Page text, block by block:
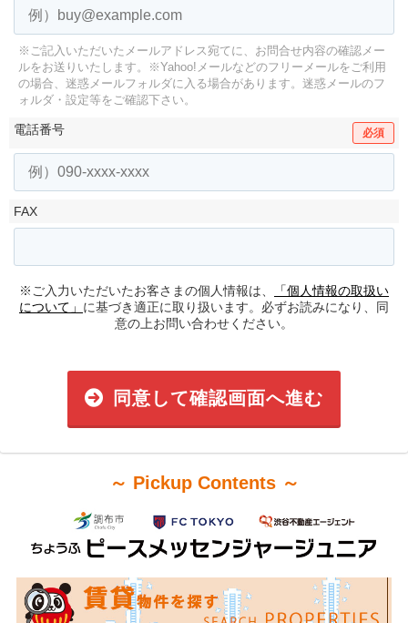
※ご記入いただいたメールアドレス宛てに、お問合せ内容の確認メー
ルをお送りいたします。
※Yahoo!メールなどのフリーメールをご利用
の場合、迷惑メールフォルダに入る場合があります。 迷惑メールのフ
ォルダ・設定等をご確認下さい。
電話番号 必須
FAX
※ご入力いただいたお客さまの個人情報は、
「個人情報の取扱い
について」 に基づき適正に取り扱います。必ずお読みになり、同
意の上お問い合わせください。
同意して確認画面へ進む
～ Pickup Contents ～